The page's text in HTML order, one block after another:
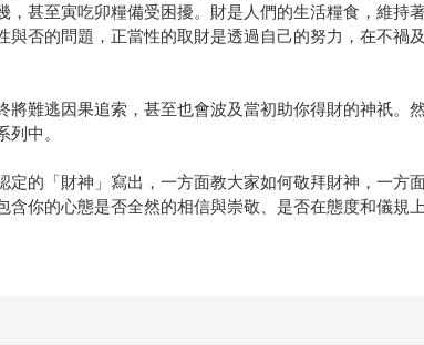
甚至寅吃卯糧備受困擾。財是人們的生活糧食，維持
否的問題，正當性的取財是透過自己的努力，在不禍
難逃因果追索，甚至也會波及當初助你得財的神祇。
中。
的「財神」寫出，一方面教大家如何敬拜財神，一方
你的心態是否全然的相信與崇敬、是否在態度和儀規上